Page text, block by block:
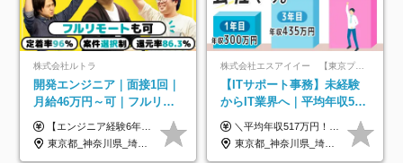
株式会社ルトラ
開発エンジニア｜面接1回｜
月給46万円～可｜フルリモ
ートも可｜案件選択制｜定
着率96％以上｜副業OK｜住
宅手当
【エンジニア経験6年以上の方】 月給46万円～100万円（固定残業代含む） ※上記月給には月30時間分の固定残業代（月8万7,400円～月19万円）を含む。超過分は全額支給。 【エンジニア経験4年以上の方】 月給42万円～100万円（固定残業代含む） ※上記月給には月30時間分の固定残業代（月7万9,800円～月19万円）を含む。超過分は全額支給。 【エンジニア経験4年未満の方】 月給38万円～100万円（固定残業代含む） ※上記月給には月30時間分の固定残業代（月7万2,200円～月19万円）を含む。超過分は全額支給。 ※経験、スキル、前職給与などを踏まえて決定。 ◆ルトラの給与制度のポイント！◆ ・社員の95%が入社時に年収UP！最高で300万円UPの実績も ・平均還元率86.3%（交通費・住宅手当・会社負担分の社保も含む） ・人柄やポテンシャルを評価し、スキル以上の希望年収を提示することも ・退職金制度やリファラル手当（平均50万円）あり
東京都_神奈川県_埼玉県_千葉県_大阪府_愛知県_北海道_青森県_岩手県_宮城県_秋田県_山形県_福島県_茨城県_栃木県_群馬県_新潟県_山梨県_長野県_富山県_石川県_福井県_静岡県_岐阜県_三重県_兵庫県_京都府_滋賀県_奈良県_和歌山県_広島県_岡山県_鳥取県_島根県_山口県_徳島県_香川県_愛媛県_高知県_福岡県_熊本県_佐賀県_長崎県_大分県_宮崎県_鹿児島県_沖縄県
株式会社エスアイイー 【東京プロマーケット上場】
【ITサポート事務】未経験
からIT業界へ｜平均年収517
万円｜ホワイト企業認定｜
年休134日｜リモートOK
＼平均年収517万円！入社5年目まで毎年必ず昇給／ ■賞与年3回 ■年収800万円以上も可 ■入社3年以上の平均年収469.2万円 月給23万2000円以上＋賞与年3回＋各種手当 ☆入社5年目まで最大1万5000円の定期昇給を確約 ┃各種手当充実 ・規定の資格を取得すれば、2000円～5万円を毎月支給（2万4000円～60万円／年） ・研修中に取得した取得率95％の資格でも研修後の給料UP ※月給は年齢・経験・能力を考慮して、優遇いたします ※上記月給金額は固定残業代（20時間/3万1300円円以上）を含み、超過分は別途支給いたします ※試用期間（6ヶ月）は月給に変動はありますが、その他待遇に差異はありません ├入社後1ヶ月～3ヶ月間は、月給20万1900円となります └上記金額は固定残業代（10時間／1万6000円）を含み、超過分は別途支給いたします
東京都_神奈川県_埼玉県_千葉県_大阪府_愛知県_北海道_青森県_岩手県_宮城県_秋田県_山形県_福島県_茨城県_栃木県_群馬県_新潟県_山梨県_長野県_富山県_石川県_福井県_静岡県_岐阜県_三重県_兵庫県_京都府_滋賀県_奈良県_和歌山県_広島県_岡山県_鳥取県_島根県_山口県_徳島県_香川県_愛媛県_高知県_福岡県_熊本県_佐賀県_長崎県_大分県_宮崎県_鹿児島県_沖縄県